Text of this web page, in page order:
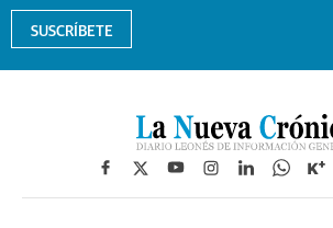
SUSCRÍBETE